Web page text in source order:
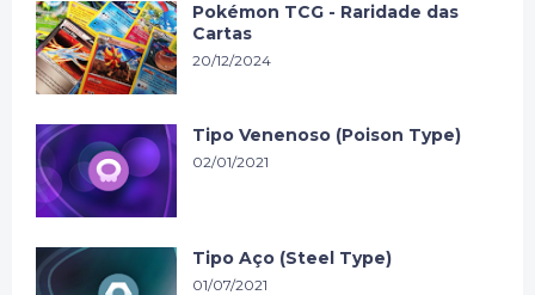
Pokémon TCG - Raridade das
Cartas
20/12/2024
Tipo Venenoso (Poison Type)
02/01/2021
Tipo Aço (Steel Type)
01/07/2021